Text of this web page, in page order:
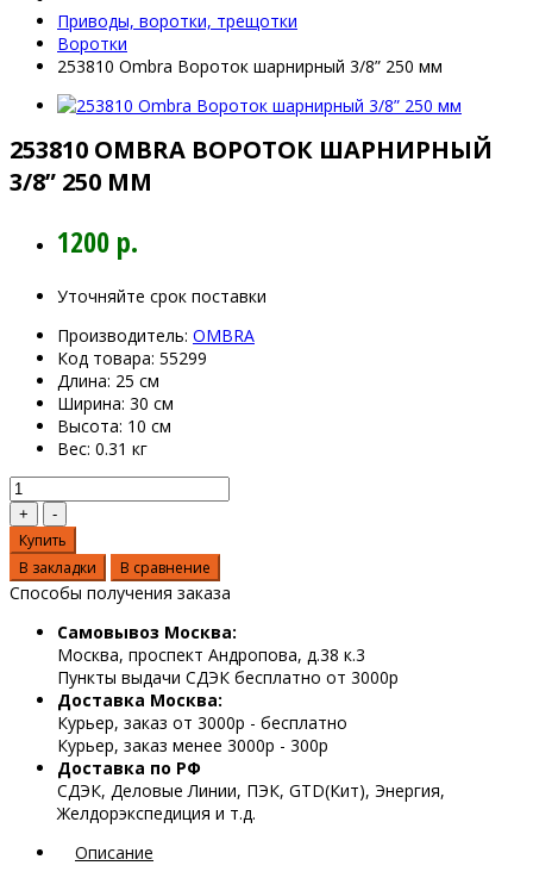
Приводы, воротки, трещотки
Воротки
253810 Ombra Вороток шарнирный 3/8” 250 мм
253810 OMBRA ВОРОТОК ШАРНИРНЫЙ
3/8” 250 ММ
1200 р.
Уточняйте срок поставки
Производитель: OMBRA
Код товара: 55299
Длина: 25 см
Ширина: 30 см
Высота: 10 см
Вес: 0.31 кг
Купить
В закладки
В сравнение
Способы получения заказа
Самовывоз Москва:
Москва, проспект Андропова, д.38 к.3
Пункты выдачи СДЭК бесплатно от 3000р
Доставка Москва:
Курьер, заказ от 3000р - бесплатно
Курьер, заказ менее 3000р - 300р
Доставка по РФ
СДЭК, Деловые Линии, ПЭК, GTD(Кит), Энергия,
Желдорэкспедиция и т.д.
Описание